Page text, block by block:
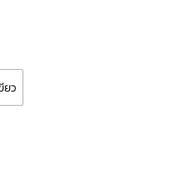
ยว